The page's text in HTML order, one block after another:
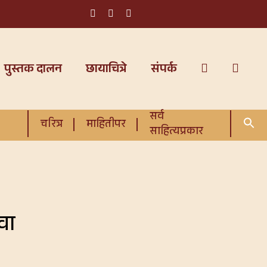
पुस्तक दालन छायाचित्रे संपर्क
चरित्र माहितीपर
सर्व
साहित्यप्रकार